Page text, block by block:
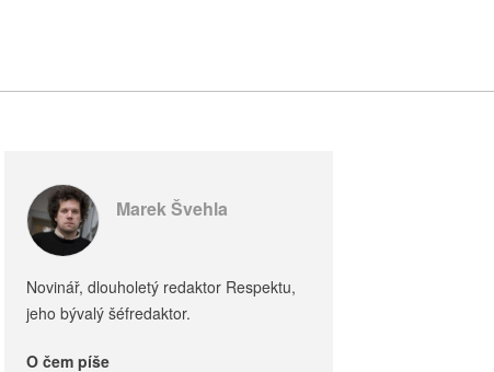
Marek Švehla
Novinář, dlouholetý redaktor Respektu,
jeho bývalý šéfredaktor.
O čem píše